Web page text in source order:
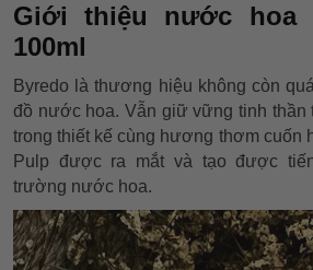
Giới thiệu nước hoa
100ml
Byredo là thương hiệu không còn
đồ nước hoa. Vẫn giữ vững tinh thần
trong thiết kế cùng hương thơm cuốn
Pulp được ra mắt và tạo được
trường nước hoa.